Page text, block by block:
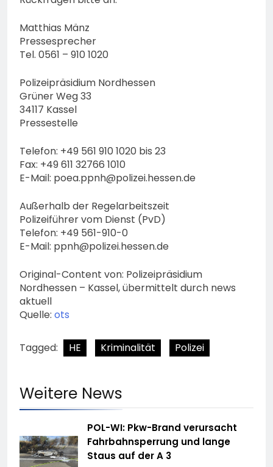
Matthias Mänz
Pressesprecher
Tel. 0561 – 910 1020
Polizeipräsidium Nordhessen
Grüner Weg 33
34117 Kassel
Pressestelle
Telefon: +49 561 910 1020 bis 23
Fax: +49 611 32766 1010
E-Mail: poea.ppnh@polizei.hessen.de
Außerhalb der Regelarbeitszeit
Polizeiführer vom Dienst (PvD)
Telefon: +49 561-910-0
E-Mail: ppnh@polizei.hessen.de
Original-Content von: Polizeipräsidium
Nordhessen – Kassel, übermittelt durch news
aktuell
Quelle: ots
Tagged: HE Kriminalität Polizei
Weitere News
POL-WI: Pkw-Brand verursacht
Fahrbahnsperrung und lange
Staus auf der A 3